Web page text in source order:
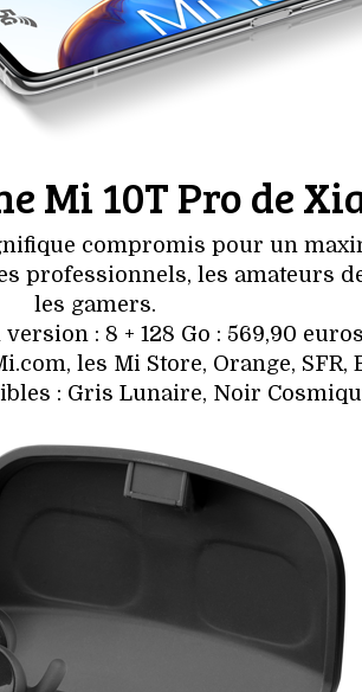
Mi 10T Pro de
compromis pour un
professionnels, les amateurs
les gamers.
: 8 + 128 Go : 569,90
les Mi Store, Orange, SFR,
: Gris Lunaire, Noir